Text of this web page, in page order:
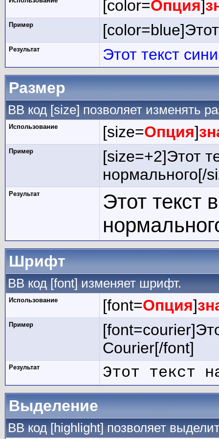
[color=Опция]
Пример
Результат
Этот текст
Размер
BB код [size] позволяет изменять
Использование [size=Опция]
Пример
[size=+2]Этот
нормального[/
Результат
Этот текст
Шрифт
BB код [font] изменяет шрифт.
Использование [font=Опция]
Пример
Courier[/font]
Результат Этот текст
Выделение
BB код [highlight] позволяет